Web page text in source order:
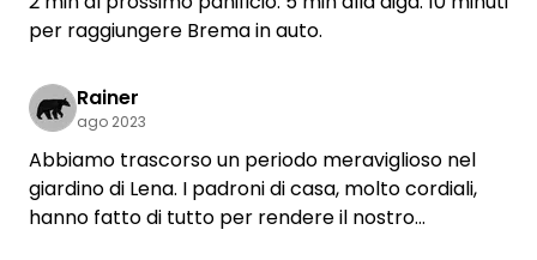
per raggiungere Brema in auto.
Rainer
ago 2023
Abbiamo trascorso un periodo meraviglioso nel
giardino di Lena. I padroni di casa, molto cordiali,
hanno fatto di tutto per rendere il nostro